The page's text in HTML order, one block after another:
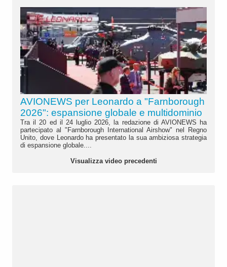
AVIONEWS per Leonardo a "Farnborough
2026": espansione globale e multidominio
Tra il 20 ed il 24 luglio 2026, la redazione di AVIONEWS ha
partecipato al "Farnborough International Airshow" nel Regno
Unito, dove Leonardo ha presentato la sua ambiziosa strategia
di espansione globale....
Visualizza video precedenti